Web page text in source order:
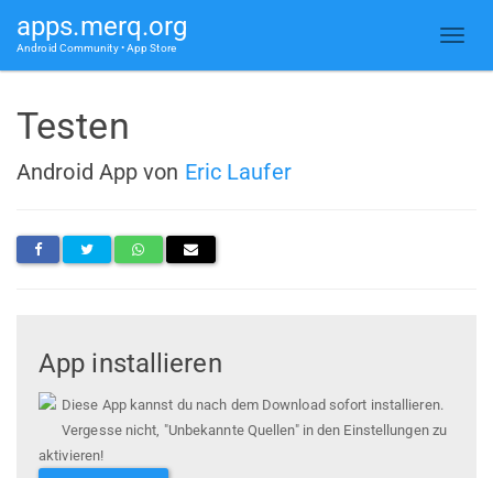
apps.merq.org
Android Community • App Store
Testen
Android App von Eric Laufer
App installieren
Diese App kannst du nach dem Download sofort installieren.
Vergesse nicht, "Unbekannte Quellen" in den Einstellungen zu
aktivieren!